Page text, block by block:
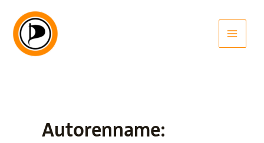
Inhalt
springen
Autorenname: